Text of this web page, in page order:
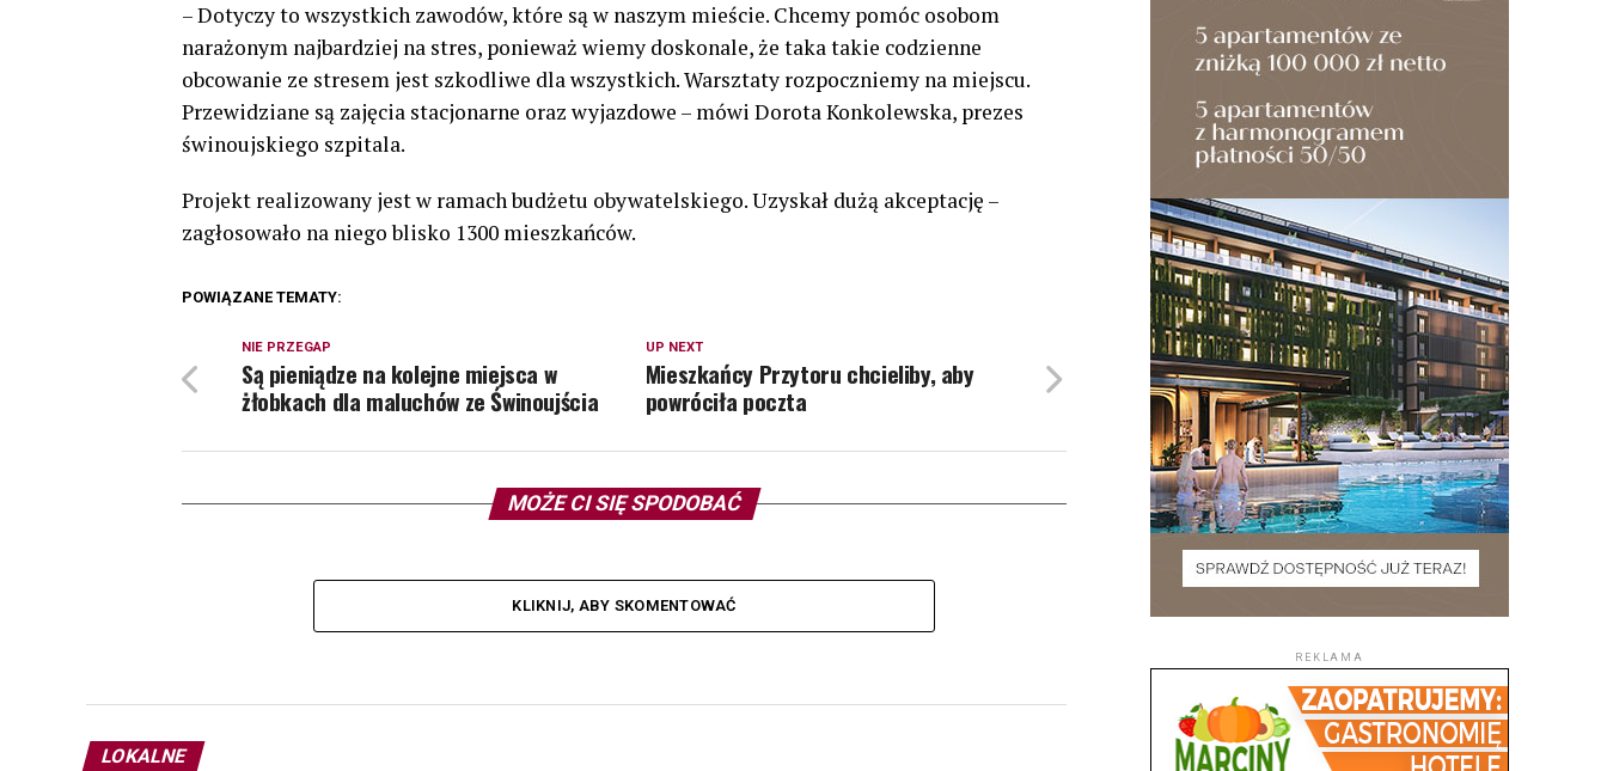
– Dotyczy to wszystkich zawodów, które są w naszym mieście. Chcemy pomóc osobom
narażonym najbardziej na stres, ponieważ wiemy doskonale, że taka takie codzienne
obcowanie ze stresem jest szkodliwe dla wszystkich. Warsztaty rozpoczniemy na miejscu.
Przewidziane są zajęcia stacjonarne oraz wyjazdowe – mówi Dorota Konkolewska, prezes
świnoujskiego szpitala.
Projekt realizowany jest w ramach budżetu obywatelskiego. Uzyskał dużą akceptację –
zagłosowało na niego blisko 1300 mieszkańców.
POWIĄZANE TEMATY:
UP NEXT
Mieszkańcy Przytoru chcieliby, aby
powróciła poczta
NIE PRZEGAP
Są pieniądze na kolejne miejsca w
żłobkach dla maluchów ze Świnoujścia
MOŻE CI SIĘ SPODOBAĆ
KLIKNIJ, ABY SKOMENTOWAĆ
LOKALNE
REKLAMA